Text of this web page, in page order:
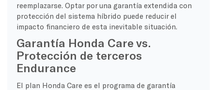
reemplazarse. Optar por una garantía extendida con
protección del sistema híbrido puede reducir el
impacto financiero de esta inevitable situación.
Garantía Honda Care vs.
Protección de terceros
Endurance
El plan Honda Care es el programa de garantía